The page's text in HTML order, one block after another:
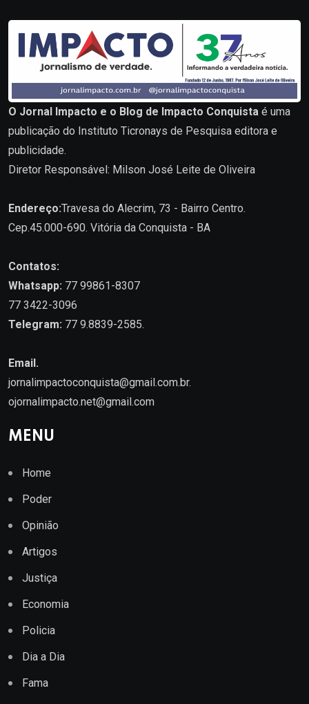
O Jornal Impacto e o Blog de Impacto Conquista é uma
publicação do Instituto Ticronays de Pesquisa editora e
publicidade.
Diretor Responsável: Milson José Leite de Oliveira
Endereço:Travesa do Alecrim, 73 - Bairro Centro.
Cep.45.000-690. Vitória da Conquista - BA
Contatos:
Whatsapp: 77 99861-8307
77 3422-3096
Telegram: 77 9.8839-2585.
Email.
jornalimpactoconquista@gmail.com.br.
ojornalimpacto.net@gmail.com
MENU
Home
Poder
Opinião
Artigos
Justiça
Economia
Policia
Dia a Dia
Fama